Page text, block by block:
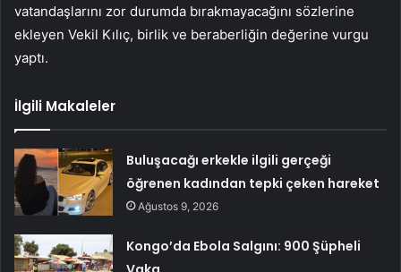
vatandaşlarını zor durumda bırakmayacağını sözlerine
ekleyen Vekil Kılıç, birlik ve beraberliğin değerine vurgu
yaptı.
İlgili Makaleler
Buluşacağı erkekle ilgili gerçeği
öğrenen kadından tepki çeken hareket
Ağustos 9, 2026
Kongo’da Ebola Salgını: 900 Şüpheli